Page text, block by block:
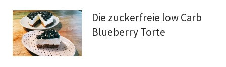
Die zuckerfreie low Carb
Blueberry Torte